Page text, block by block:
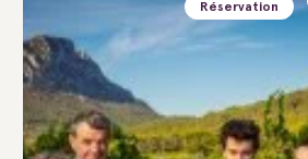
Réservation